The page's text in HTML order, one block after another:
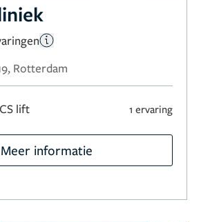
Rotterdam
lift 1 ervaring
Meer informatie